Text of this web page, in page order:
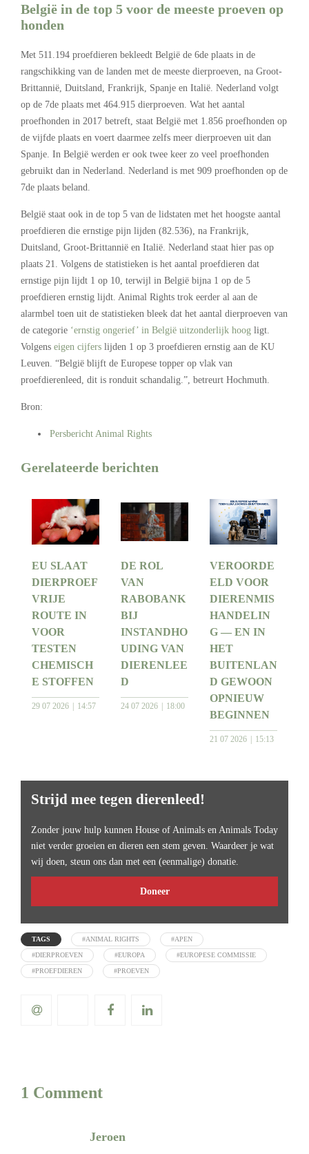
België in de top 5 voor de meeste proeven op
honden
Met 511.194 proefdieren bekleedt België de 6de plaats in de
rangschikking van de landen met de meeste dierproeven, na Groot-
Brittannië, Duitsland, Frankrijk, Spanje en Italië. Nederland volgt
op de 7de plaats met 464.915 dierproeven. Wat het aantal
proefhonden in 2017 betreft, staat België met 1.856 proefhonden op
de vijfde plaats en voert daarmee zelfs meer dierproeven uit dan
Spanje. In België werden er ook twee keer zo veel proefhonden
gebruikt dan in Nederland. Nederland is met 909 proefhonden op de
7de plaats beland.
België staat ook in de top 5 van de lidstaten met het hoogste aantal
proefdieren die ernstige pijn lijden (82.536), na Frankrijk,
Duitsland, Groot-Brittannië en Italië. Nederland staat hier pas op
plaats 21. Volgens de statistieken is het aantal proefdieren dat
ernstige pijn lijdt 1 op 10, terwijl in België bijna 1 op de 5
proefdieren ernstig lijdt. Animal Rights trok eerder al aan de
alarmbel toen uit de statistieken bleek dat het aantal dierproeven van
de categorie ‘ernstig ongerief’ in België uitzonderlijk hoog ligt.
Volgens eigen cijfers lijden 1 op 3 proefdieren ernstig aan de KU
Leuven. “België blijft de Europese topper op vlak van
proefdierenleed, dit is ronduit schandalig.”, betreurt Hochmuth.
Bron:
Persbericht Animal Rights
Gerelateerde berichten
EU SLAAT
DIERPROEF
VRIJE
ROUTE IN
VOOR
TESTEN
CHEMISCH
E STOFFEN
29 07 2026 14:57
DE ROL
VAN
RABOBANK
BIJ
INSTANDHO
UDING VAN
DIERENLEE
D
24 07 2026 18:00
VEROORDE
ELD VOOR
DIERENMIS
HANDELIN
G — EN IN
HET
BUITENLAN
D GEWOON
OPNIEUW
BEGINNEN
21 07 2026 15:13
Strijd mee tegen dierenleed!
Zonder jouw hulp kunnen House of Animals en Animals Today
niet verder groeien en dieren een stem geven. Waardeer je wat
wij doen, steun ons dan met een (eenmalige) donatie.
Doneer
TAGS #ANIMAL RIGHTS #APEN
#DIERPROEVEN #EUROPA #EUROPESE COMMISSIE
#PROEFDIEREN #PROEVEN
1 Comment
Jeroen